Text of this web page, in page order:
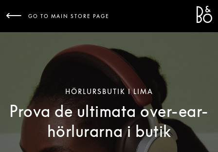
GO TO MAIN STORE PAGE
HÖRLURSBUTIK I LIMA
Prova de ultimata over-ear-
hörlurarna i butik